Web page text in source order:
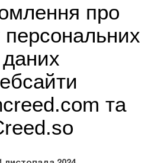
про
персональних
даних
та